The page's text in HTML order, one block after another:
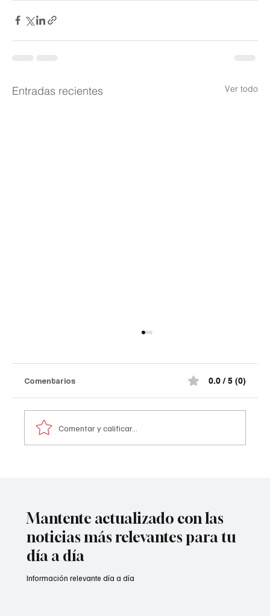
Entradas recientes Ver todo
El congresista regresó al inmueble y evidenció
información conocida, dos artefactos habrían
sido lanzados cont
Comentarios 0.0 / 5 (0)
Comentar y calificar...
Mantente actualizado con las
noticias más relevantes para tu
día a día
Información relevante día a día